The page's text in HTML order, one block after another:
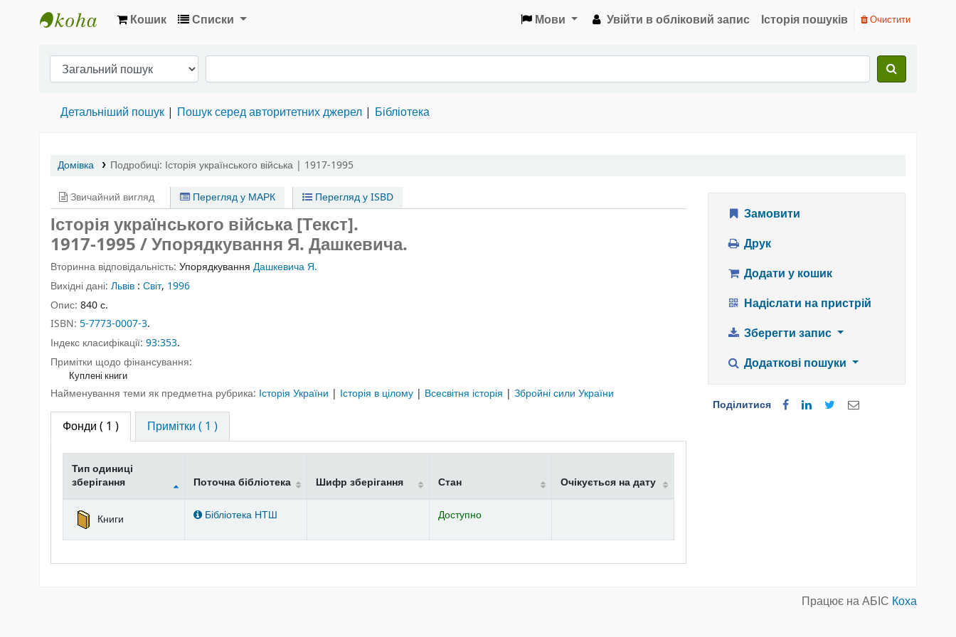
Кошик Списки Мови Увійти в обліковий запис Історія пошуків Очистити
Детальніший пошук Пошук серед авторитетних джерел Бібліотека
Домівка Подробиці: Історія українського війська | 1917-1995
Звичайний вигляд Перегляд у МАРК Перегляд у ISBD
Історія українського війська [Текст].
1917-1995 / Упорядкування Я. Дашкевича.
Вторинна відповідальність: Упорядкування Дашкевича Я.
Вихідні дані: Львів : Світ, 1996
Опис: 840 с.
ISBN: 5-7773-0007-3.
Індекс класифікації: 93:353.
Примітки щодо фінансування:
Куплені книги
Найменування теми як предметна рубрика: Історія України | Історія в цілому | Всесвітня історія | Збройні сили України
Фонди ( 1 ) Примітки ( 1 )
Тип одиниці
зберігання
Поточна бібліотека Шифр зберігання Стан Очікується на дату
Книги Бібліотека НТШ Доступно
Замовити
Друк
Додати у кошик
Надіслати на пристрій
Зберегти запис
Додаткові пошуки
Поділитися
Працює на АБІС Коха